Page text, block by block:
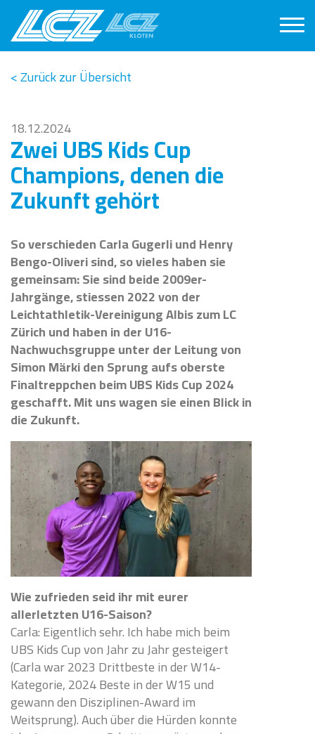
< Zurück zur Übersicht
18.12.2024
Zwei UBS Kids Cup
Champions, denen die
Zukunft gehört
So verschieden Carla Gugerli und Henry
Bengo-Oliveri sind, so vieles haben sie
gemeinsam: Sie sind beide 2009er-
Jahrgänge, stiessen 2022 von der
Leichtathletik-Vereinigung Albis zum LC
Zürich und haben in der U16-
Nachwuchsgruppe unter der Leitung von
Simon Märki den Sprung aufs oberste
Finaltreppchen beim UBS Kids Cup 2024
geschafft.Mit uns wagen sie einen Blick in
die Zukunft.
Wie zufrieden seid ihr mit eurer
allerletzten U16-Saison?
Carla: Eigentlich sehr. Ich habe mich beim
UBS Kids Cup von Jahr zu Jahr gesteigert
(Carla war 2023 Drittbeste in der W14-
Kategorie, 2024 Beste in der W15 und
gewann den Disziplinen-Award im
Weitsprung). Auch über die Hürden konnte